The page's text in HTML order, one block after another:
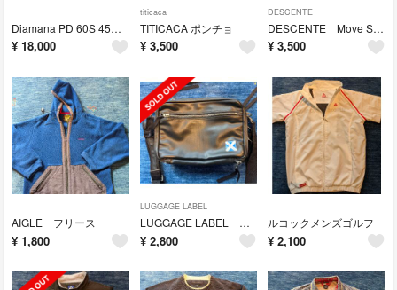
Diamana PD 60S 45インチ コブラスリーブ付
¥ 18,000
titicaca
TITICACA ポンチョ
¥ 3,500
DESCENTE
DESCENTE Move Sport ダウンジャケット
¥ 3,500
AIGLE フリース
¥ 1,800
LUGGAGE LABEL
LUGGAGE LABEL ショルダーバック
¥ 2,800
ルコックメンズゴルフ
¥ 2,100